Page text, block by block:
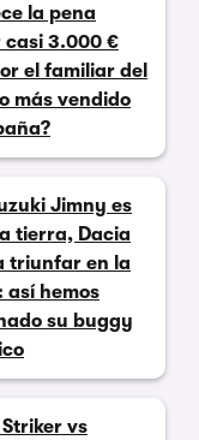
la pena
casi 3.000 €
el familiar del
más vendido
Jimny es
tierra, Dacia
triunfar en la
así hemos
su buggy
Striker vs